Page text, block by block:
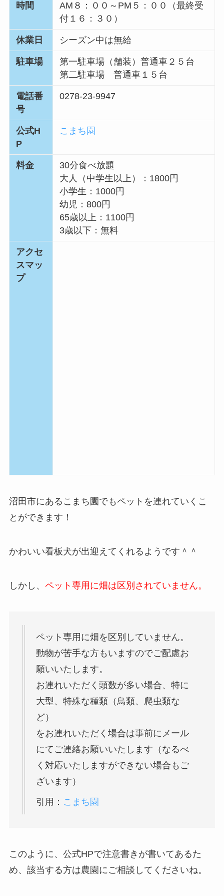
時間
AM８：００～PM５：００（最終受
付１６：３０）
休業日 シーズン中は無給
駐車場
第一駐車場（舗装）普通車２５台
第二駐車場 普通車１５台
電話番
号
0278-23-9947
公式H
P
こまち園
料金
30分食べ放題
大人（中学生以上）：1800円
小学生：1000円
幼児：800円
65歳以上：1100円
3歳以下：無料
アクセ
スマッ
プ
沼田市にあるこまち園でもペットを連れていくこ
とができます！
かわいい看板犬が出迎えてくれるようです＾＾
しかし、 ペット専用に畑は区別されていません。
ペット専用に畑を区別していません。
動物が苦手な方もいますのでご配慮お
願いいたします。
お連れいただく頭数が多い場合、特に
大型、特殊な種類（鳥類、爬虫類な
ど）
をお連れいただく場合は事前にメール
にてご連絡お願いいたします（なるべ
く対応いたしますができない場合もご
ざいます）
引用： こまち園
このように、公式HPで注意書きが書いてあるた
め、該当する方は農園にご相談してくださいね。